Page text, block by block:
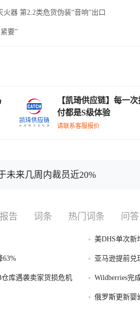
器 第2.2类危货伪装“音响”出口
要”
【凯琦供应链】每一次
付都是S级体验
请联系客服报价
未来几周内裁员近20%
报告 词条 热门词条 问答
美DHS单次新
63% 亚马逊提前兑
库遇袭卖家货损危机 Wildberries完
俄罗斯更新婴